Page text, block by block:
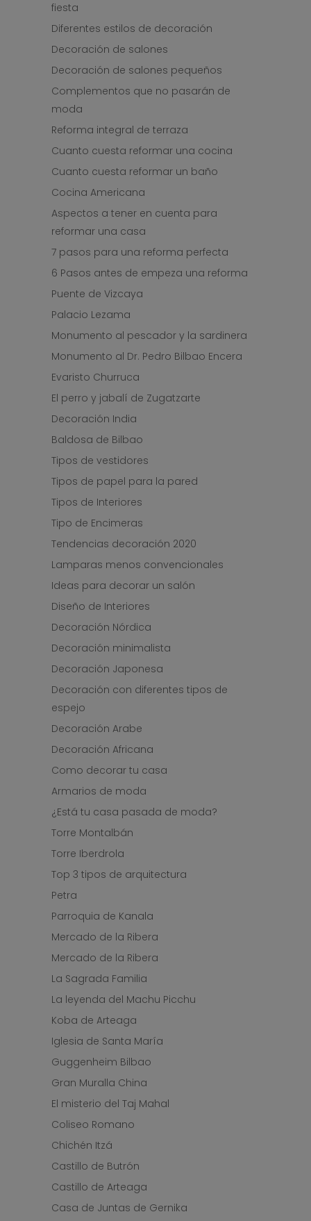
fiesta
Diferentes estilos de decoración
Decoración de salones
Decoración de salones pequeños
Complementos que no pasarán de
moda
Reforma integral de terraza
Cuanto cuesta reformar una cocina
Cuanto cuesta reformar un baño
Cocina Americana
Aspectos a tener en cuenta para
reformar una casa
7 pasos para una reforma perfecta
6 Pasos antes de empeza una reforma
Puente de Vizcaya
Palacio Lezama
Monumento al pescador y la sardinera
Monumento al Dr. Pedro Bilbao Encera
Evaristo Churruca
El perro y jabalí de Zugatzarte
Decoración India
Baldosa de Bilbao
Tipos de vestidores
Tipos de papel para la pared
Tipos de Interiores
Tipo de Encimeras
Tendencias decoración 2020
Lamparas menos convencionales
Ideas para decorar un salón
Diseño de Interiores
Decoración Nórdica
Decoración minimalista
Decoración Japonesa
Decoración con diferentes tipos de
espejo
Decoración Arabe
Decoración Africana
Como decorar tu casa
Armarios de moda
¿Está tu casa pasada de moda?
Torre Montalbán
Torre Iberdrola
Top 3 tipos de arquitectura
Petra
Parroquia de Kanala
Mercado de la Ribera
Mercado de la Ribera
La Sagrada Familia
La leyenda del Machu Picchu
Koba de Arteaga
Iglesia de Santa María
Guggenheim Bilbao
Gran Muralla China
El misterio del Taj Mahal
Coliseo Romano
Chichén Itzá
Castillo de Butrón
Castillo de Arteaga
Casa de Juntas de Gernika